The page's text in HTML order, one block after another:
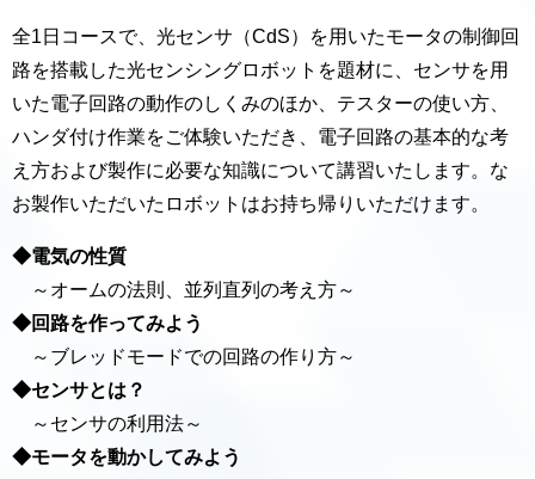
全1日コースで、光センサ（CdS）を用いたモータの制御回
路を搭載した光センシングロボットを題材に、センサを用
いた電子回路の動作のしくみのほか、テスターの使い方、
ハンダ付け作業をご体験いただき、電子回路の基本的な考
え方および製作に必要な知識について講習いたします。な
お製作いただいたロボットはお持ち帰りいただけます。
◆電気の性質
～オームの法則、並列直列の考え方～
◆回路を作ってみよう
～ブレッドモードでの回路の作り方～
◆センサとは？
～センサの利用法～
◆モータを動かしてみよう